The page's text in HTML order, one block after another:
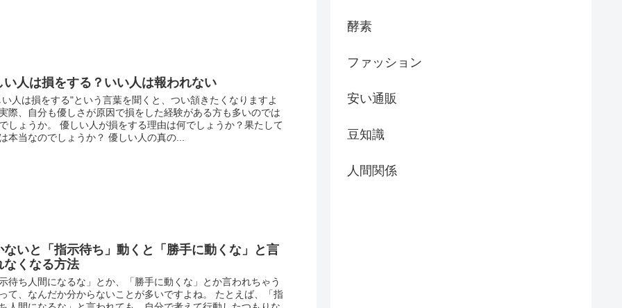
い人は損をする？いい人は報われない
い人は損をする"という言葉を聞くと、つい頷きたくなりますよ
際、自分も優しさが原因で損をした経験がある方も多いのでは
しょうか。 優しい人が損をする理由は何でしょうか？果たして
本当なのでしょうか？ 優しい人の真の...
ないと「指示待ち」動くと「勝手に動くな」と言
なくなる方法
待ち人間になるな」とか、「勝手に動くな」とか言われちゃう
て、なんだか分からないことが多いですよね。 たとえば、「指
酵素
ファッション
安い通販
豆知識
人間関係